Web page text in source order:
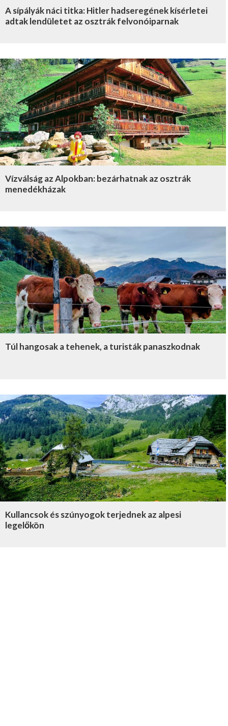
A sípályák náci titka: Hitler hadseregének kísérletei
adtak lendületet az osztrák felvonóiparnak
Vízválság az Alpokban: bezárhatnak az osztrák
menedékházak
Túl hangosak a tehenek, a turisták panaszkodnak
Kullancsok és szúnyogok terjednek az alpesi
legelőkön